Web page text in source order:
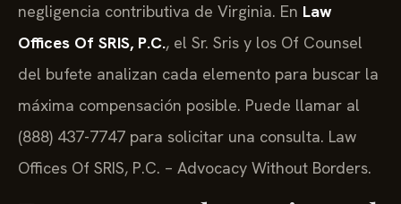
negligencia contributiva de Virginia. En Law
Offices Of SRIS, P.C., el Sr. Sris y los Of Counsel
del bufete analizan cada elemento para buscar la
máxima compensación posible. Puede llamar al
(888) 437-7747 para solicitar una consulta. Law
Offices Of SRIS, P.C. – Advocacy Without Borders.